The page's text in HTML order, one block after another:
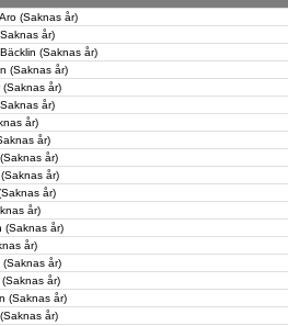
(Saknas år)
år)
(Saknas år)
(Saknas år)
(Saknas år)
år)
år)
år)
år)
år)
år)
år)
(Saknas år)
år)
(Saknas år)
år)
(Saknas år)
år)